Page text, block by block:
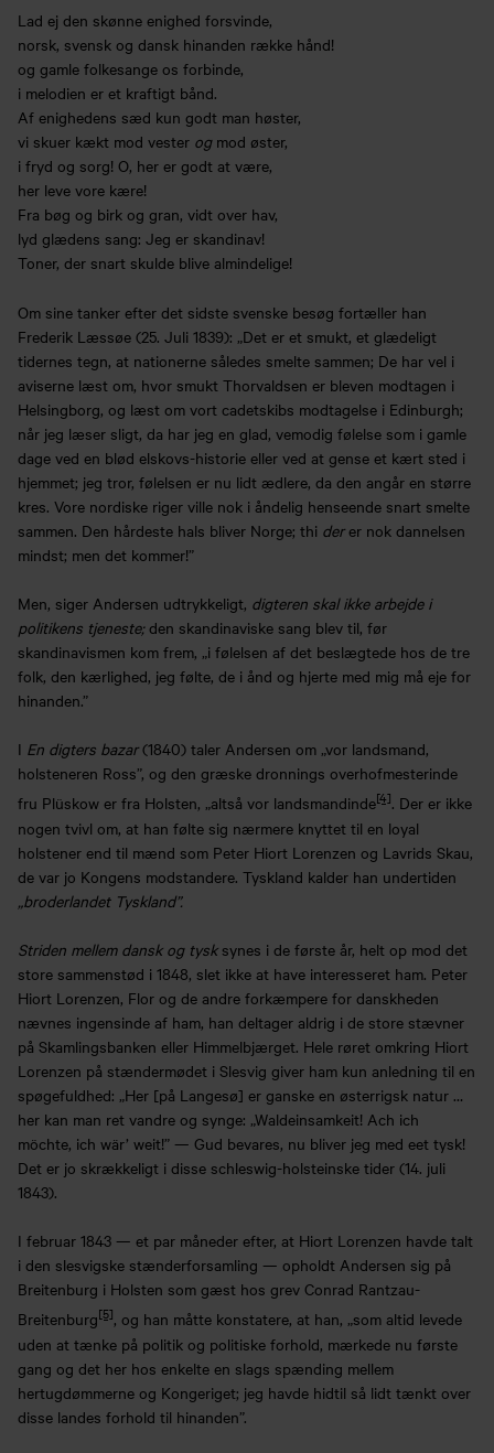
Lad ej den skønne enighed forsvinde,
norsk, svensk og dansk hinanden række hånd!
og gamle folkesange os forbinde,
i melodien er et kraftigt bånd.
Af enighedens sæd kun godt man høster,
vi skuer kækt mod vester ogmod øster,
i fryd og sorg! O, her er godt at være,
her leve vore kære!
Fra bøg og birk og gran, vidt over hav,
lyd glædens sang: Jeg er skandinav!
Toner, der snart skulde blive almindelige!
Om sine tanker efter det sidste svenske besøg fortæller han
Frederik Læssøe (25. Juli 1839): „Det er et smukt, et glædeligt
tidernes tegn, at nationerne således smelte sammen; De har vel i
aviserne læst om, hvor smukt Thorvaldsen er bleven modtagen i
Helsingborg, og læst om vort cadetskibs modtagelse i Edinburgh;
når jeg læser sligt, da har jeg en glad, vemodig følelse som i gamle
dage ved en blød elskovs-historie eller ved at gense et kært sted i
hjemmet; jeg tror, følelsen er nu lidt ædlere, da den angår en større
kres. Vore nordiske riger ville nok i åndelig henseende snart smelte
sammen. Den hårdeste hals bliver Norge; thi derer nok dannelsen
mindst; men det kommer!”
Men, siger Andersen udtrykkeligt, digteren skal ikke arbejde i
politikens tjeneste;den skandinaviske sang blev til, før
skandinavismen kom frem, „i følelsen af det beslægtede hos de tre
folk, den kærlighed, jeg følte, de i ånd og hjerte med mig må eje for
hinanden.”
I En digters bazar(1840) taler Andersen om „vor landsmand,
holsteneren Ross”, og den græske dronnings overhofmesterinde
fru Plüskow er fra Holsten, „altså vor landsmandinde[4]. Der er ikke
nogen tvivl om, at han følte sig nærmere knyttet til en loyal
holstener end til mænd som Peter Hiort Lorenzen og Lavrids Skau,
de var jo Kongens modstandere. Tyskland kalder han undertiden
„broderlandet Tyskland”.
Striden mellem dansk og tysksynes i de første år, helt op mod det
store sammenstød i 1848, slet ikke at have interesseret ham. Peter
Hiort Lorenzen, Flor og de andre forkæmpere for danskheden
nævnes ingensinde af ham, han deltager aldrig i de store stævner
på Skamlingsbanken eller Himmelbjærget. Hele røret omkring Hiort
Lorenzen på stændermødet i Slesvig giver ham kun anledning til en
spøgefuldhed: „Her [på Langesø] er ganske en østerrigsk natur …
her kan man ret vandre og synge: „Waldeinsamkeit! Ach ich
möchte, ich wär’ weit!” — Gud bevares, nu bliver jeg med eet tysk!
Det er jo skrækkeligt i disse schleswig-holsteinske tider (14. juli
1843).
I februar 1843 — et par måneder efter, at Hiort Lorenzen havde talt
i den slesvigske stænderforsamling — opholdt Andersen sig på
Breitenburg i Holsten som gæst hos grev Conrad Rantzau-
Breitenburg[5], og han måtte konstatere, at han, „som altid levede
uden at tænke på politik og politiske forhold, mærkede nu første
gang og det her hos enkelte en slags spænding mellem
hertugdømmerne og Kongeriget; jeg havde hidtil så lidt tænkt over
disse landes forhold til hinanden”.